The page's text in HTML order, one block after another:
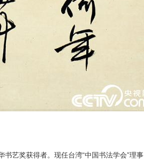
艺奖获得者。现任台湾“中国书法学会”理事